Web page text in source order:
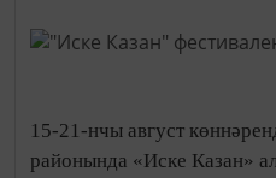
15-21-нчы август
районында «Иске Казан»